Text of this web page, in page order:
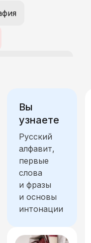
общение
Вы
узнаете
Русский
алфавит,
первые
слова
и фразы
и основы
интонации